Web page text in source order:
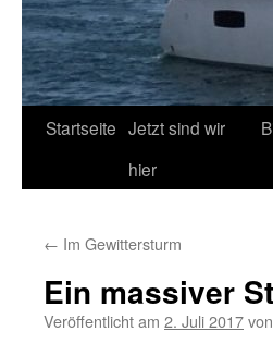
Startseite Jetzt sind wir
hier
← Im Gewittersturm
Ein massiver
Veröffentlicht am 2. Juli 2017von